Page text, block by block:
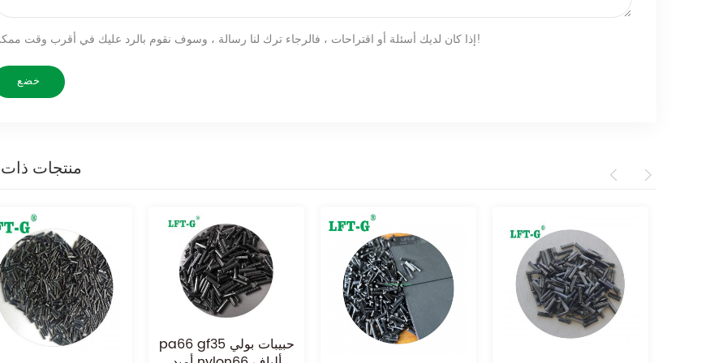
إذا كان لديك أسئلة أو اقتراحات ، فالرجاء ترك لنا رسالة ، وسوف نقوم بالرد عليك في أقرب وقت ممكن!
منتجات
pa66 gf35 حبيبات بولي